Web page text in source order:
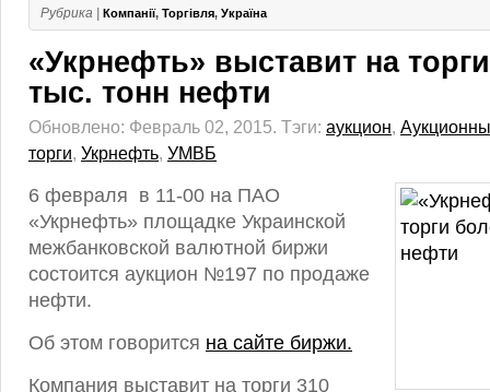
Рубрика | Компанії, Торгівля, Україна
«Укрнефть» выставит на
тыс. тонн нефти
Обновлено: Февраль 02, 2015. Тэги: аукцион,
торги, Укрнефть, УМВБ
6 февраля в 11-00 на ПАО
«Укрнефть» площадке Украинской
межбанковской валютной биржи
состоится аукцион №197 по продаже
нефти.
Об этом говорится на сайте биржи.
Компания выставит на торги 310